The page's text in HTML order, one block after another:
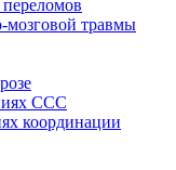
мозговой травмы
ССС
координации